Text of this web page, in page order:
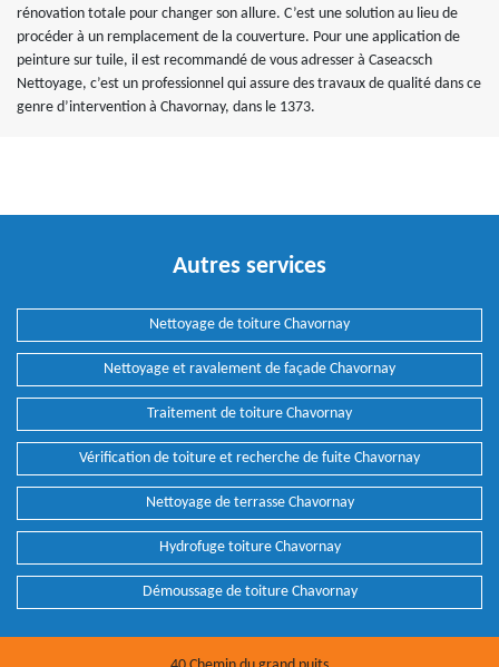
rénovation totale pour changer son allure. C’est une solution au lieu de
procéder à un remplacement de la couverture. Pour une application de
peinture sur tuile, il est recommandé de vous adresser à Caseacsch
Nettoyage, c’est un professionnel qui assure des travaux de qualité dans ce
genre d’intervention à Chavornay, dans le 1373.
Autres services
Nettoyage de toiture Chavornay
Nettoyage et ravalement de façade Chavornay
Traitement de toiture Chavornay
Vérification de toiture et recherche de fuite Chavornay
Nettoyage de terrasse Chavornay
Hydrofuge toiture Chavornay
Démoussage de toiture Chavornay